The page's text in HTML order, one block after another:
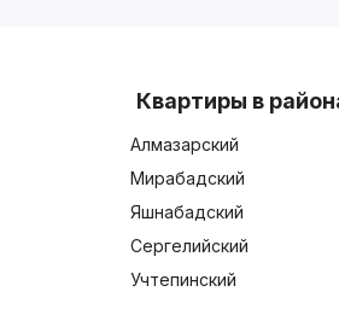
Квартиры в
Алмазарский
Мирабадский
Яшнабадский
Сергелийский
Учтепинский